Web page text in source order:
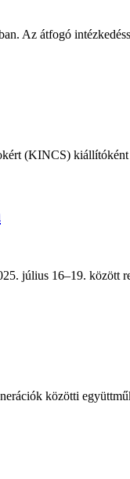
Az átfogó
(KINCS)
július 16–19. között
közötti